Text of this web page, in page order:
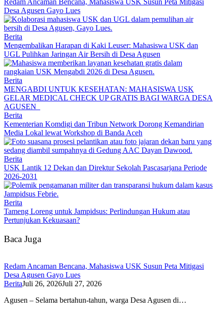
Desa Agusen Gayo Lues
Berita
Mengembalikan Harapan di Kaki Leuser: Mahasiswa USK dan
UGL Pulihkan Jaringan Air Bersih di Desa Agusen
Berita
MENGABDI UNTUK KESEHATAN: MAHASISWA USK
GELAR MEDICAL CHECK UP GRATIS BAGI WARGA DESA
AGUSEN
Berita
Kementerian Komdigi dan Tribun Network Dorong Kemandirian
Media Lokal lewat Workshop di Banda Aceh
Berita
USK Lantik 12 Dekan dan Direktur Sekolah Pascasarjana Periode
2026-2031
Berita
Tameng Loreng untuk Jampidsus: Perlindungan Hukum atau
Pertunjukan Kekuasaan?
Baca Juga
Redam Ancaman Bencana, Mahasiswa USK Susun Peta Mitigasi
Desa Agusen Gayo Lues
BeritaJuli 26, 2026Juli 27, 2026
Agusen – Selama bertahun-tahun, warga Desa Agusen di…